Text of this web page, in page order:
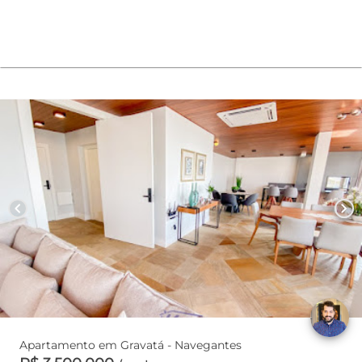
chevron_left chevron_right
Apartamento em Gravatá - Navegantes